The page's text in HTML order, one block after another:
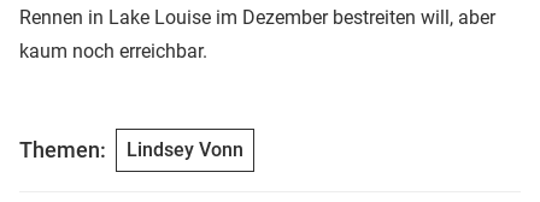
Rennen in Lake Louise im Dezember bestreiten will, aber
kaum noch erreichbar.
Themen: Lindsey Vonn